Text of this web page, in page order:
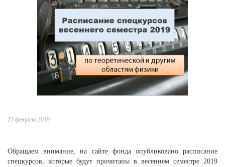
27 февраля 2019
Обращаем внимание, на сайте фонда опубликовано расписание
спецкурсов, которые будут прочитаны в весеннем семестре 2019